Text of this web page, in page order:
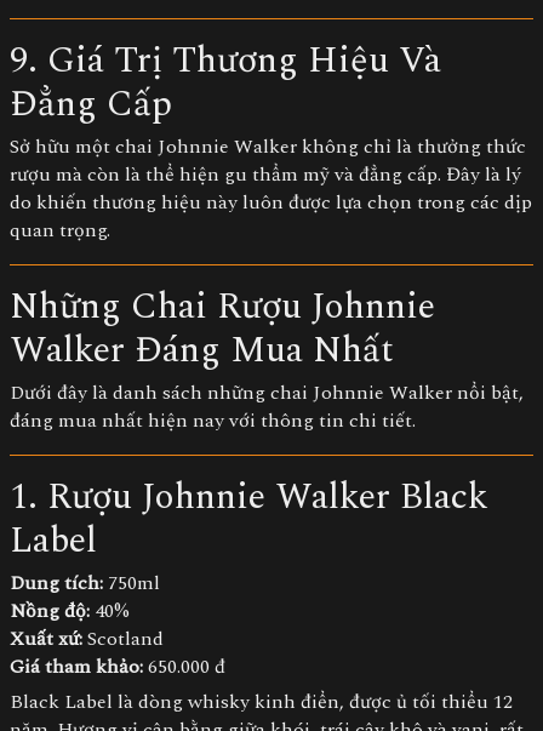
9. Giá Trị Thương Hiệu Và
Đẳng Cấp
Sở hữu một chai Johnnie Walker không chỉ là thưởng thức
rượu mà còn là thể hiện gu thẩm mỹ và đẳng cấp. Đây là lý
do khiến thương hiệu này luôn được lựa chọn trong các dịp
quan trọng.
Những Chai Rượu Johnnie
Walker Đáng Mua Nhất
Dưới đây là danh sách những chai Johnnie Walker nổi bật,
đáng mua nhất hiện nay với thông tin chi tiết.
1. Rượu Johnnie Walker Black
Label
Dung tích: 750ml
Nồng độ: 40%
Xuất xứ:Scotland
Giá tham khảo:650.000 đ
Black Label là dòng whisky kinh điển, được ủ tối thiểu 12